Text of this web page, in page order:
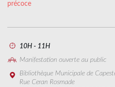
précoce
10H - 11H
Manifestation ouverte au public
Bibliothèque Municipale de
Rue Ceran Rosmade